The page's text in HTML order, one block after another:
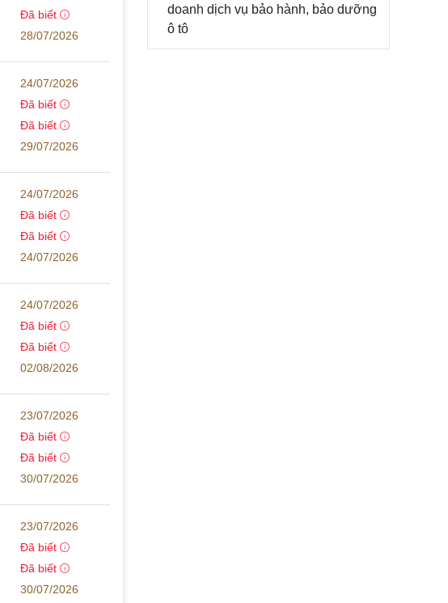
Đã biết
28/07/2026
24/07/2026
Đã biết
Đã biết
29/07/2026
24/07/2026
Đã biết
Đã biết
24/07/2026
24/07/2026
Đã biết
Đã biết
02/08/2026
23/07/2026
Đã biết
Đã biết
30/07/2026
23/07/2026
Đã biết
Đã biết
30/07/2026
doanh dịch vụ bảo hành, bảo dưỡng
ô tô